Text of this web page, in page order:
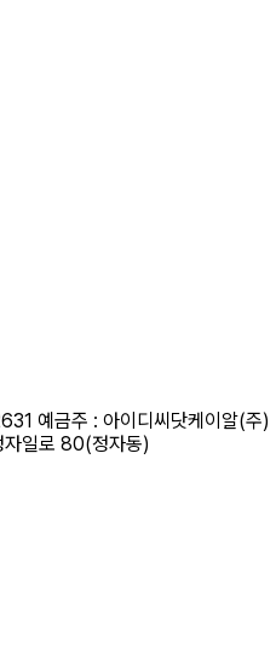
예금주 : 아이디씨닷케이알(주)
자일로 80(정자동)